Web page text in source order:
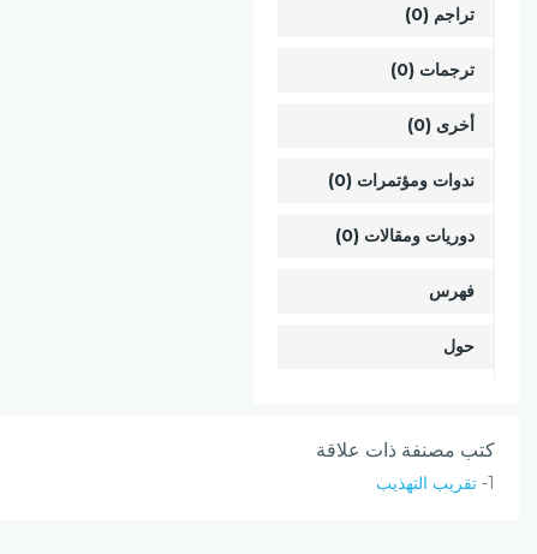
تراجم (0)
ترجمات (0)
أخرى (0)
ندوات ومؤتمرات (0)
دوريات ومقالات (0)
فهرس
حول
كتب مصنفة ذات علاقة
1- تقريب التهذيب